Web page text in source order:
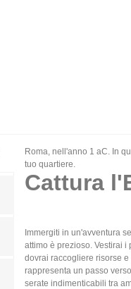
Roma, nell'anno 1 aC. In
tuo quartiere.
Cattura
Immergiti in un'avventura
attimo è prezioso. Vestirai
dovrai raccogliere risorse
rappresenta un passo
serate indimenticabili tra